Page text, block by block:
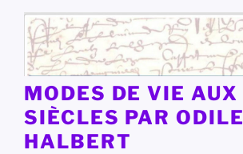
contenu
principal
MODES DE VIE AUX
SIÈCLES PAR ODILE
HALBERT